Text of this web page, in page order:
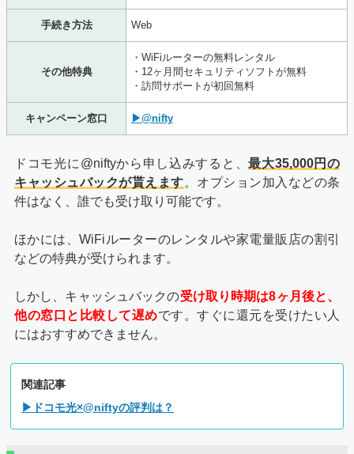
続いて、申し込みに必要な個人情報・連絡希望日を入力し
ます。必須項目は「氏名」「電話番号」「連絡希望日時」
の3点です。
全ての必須項目が入力出来たら、ページ下部に進み「確認
画面へ進む」という赤いボタンを押してください。
手続き方法 Web
その他特典
・WiFiルーターの無料レンタル
・12ヶ月間セキュリティソフトが無料
・訪問サポートが初回無料
キャンペーン窓口 ▶@nifty
ドコモ光に@niftyから申し込みすると、最大35,000円の
キャッシュバックが貰えます。オプション加入などの条
件はなく、誰でも受け取り可能です。
ほかには、WiFiルーターのレンタルや家電量販店の割引
などの特典が受けられます。
しかし、キャッシュバックの受け取り時期は8ヶ月後と、
他の窓口と比較して遅めです。すぐに還元を受けたい人
にはおすすめできません。
関連記事
▶ドコモ光×@niftyの評判は？